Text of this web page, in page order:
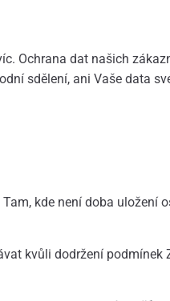
Ochrana dat našich
sdělení, ani Vaše data
kde není doba uložení
kvůli dodržení podmínek